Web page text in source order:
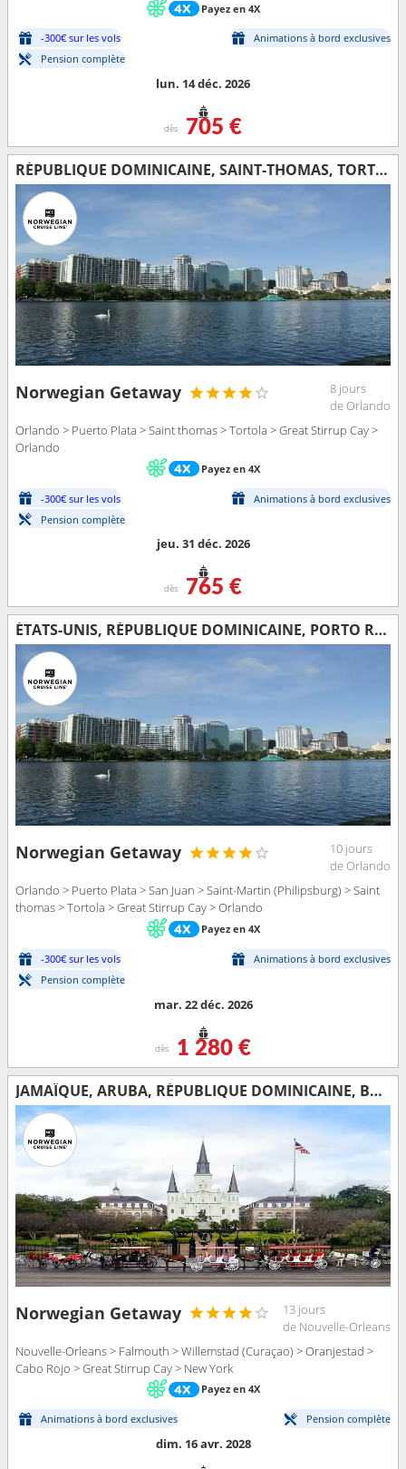
Payez en 4X
-300€ sur les vols
Animations à bord exclusives
Pension complète
lun. 14 déc. 2026
dès 705 €
RÉPUBLIQUE DOMINICAINE, SAINT-THOMAS, TORTOLA, BAHAMAS, ÉTATS-UNIS
Norwegian Getaway
8 jours
de Orlando
Orlando > Puerto Plata > Saint thomas > Tortola > Great Stirrup Cay >
Orlando
Payez en 4X
-300€ sur les vols
Animations à bord exclusives
Pension complète
jeu. 31 déc. 2026
dès 765 €
ÉTATS-UNIS, RÉPUBLIQUE DOMINICAINE, PORTO RICO, SAINT-MARTIN, SAINT-THOMAS, TORTOLA, BAHAMAS
Norwegian Getaway
10 jours
de Orlando
Orlando > Puerto Plata > San Juan > Saint-Martin (Philipsburg) > Saint
thomas > Tortola > Great Stirrup Cay > Orlando
Payez en 4X
-300€ sur les vols
Animations à bord exclusives
Pension complète
mar. 22 déc. 2026
dès 1 280 €
JAMAÏQUE, ARUBA, RÉPUBLIQUE DOMINICAINE, BAHAMAS, ÉTATS-UNIS
Norwegian Getaway
13 jours
de Nouvelle-Orleans
Nouvelle-Orleans > Falmouth > Willemstad (Curaçao) > Oranjestad >
Cabo Rojo > Great Stirrup Cay > New York
Payez en 4X
Animations à bord exclusives Pension complète
dim. 16 avr. 2028